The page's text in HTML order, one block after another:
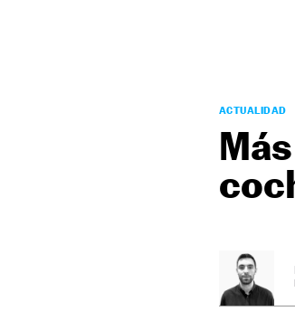
ACTUALIDAD